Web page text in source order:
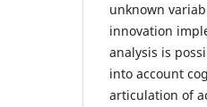
unknown
innovation
analysis is
into account
articulation of